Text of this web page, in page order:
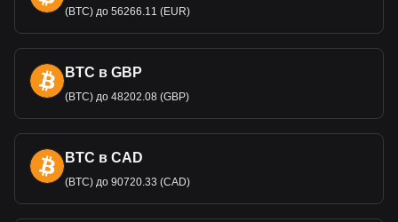
(BTC) до 56266.11 (EUR)
BTC в GBP
(BTC) до 48202.08 (GBP)
BTC в CAD
(BTC) до 90720.33 (CAD)